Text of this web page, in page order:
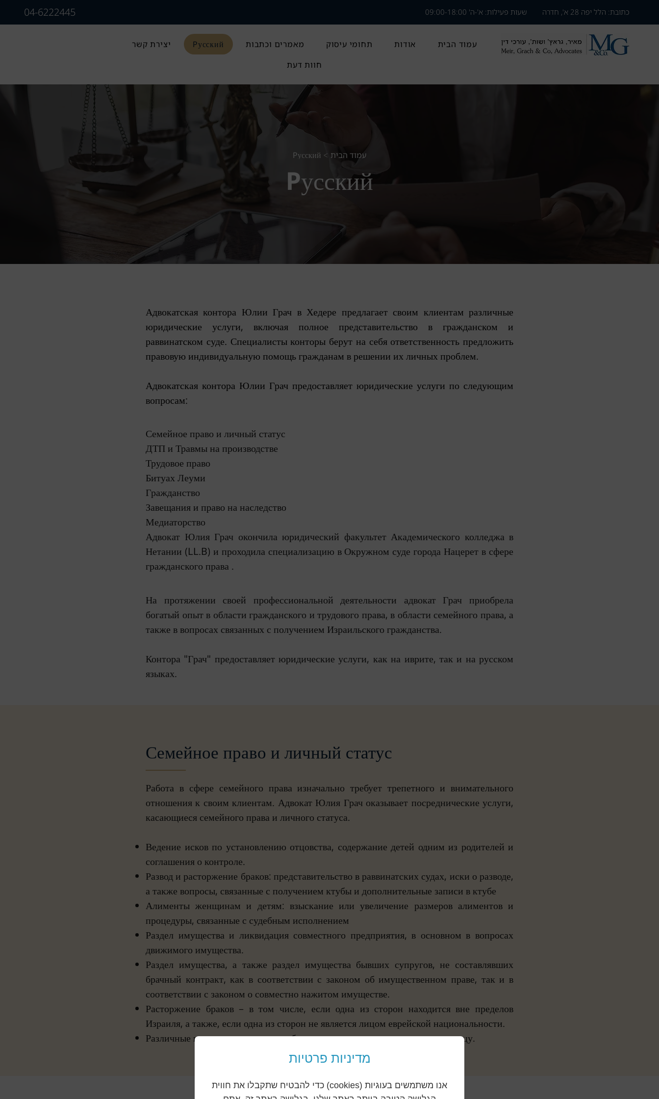
04-6222445 שעות פעילות: ​א'-ה' 09:00-18:00 כתובת: הלל יפה 28 א', חדרה
עמוד הבית אודות תחומי עיסוק מאמרים וכתבות Pусский
יצירת קשר
חוות דעת
עמוד הבית >
Pусский
Pусский
Адвокатская контора Юлии Грач в Хедере предлагает своим клиентам различные
юридические услуги, включая полное представительство в гражданском и
раввинатском суде. Специалисты конторы берут на себя ответственность предложить
правовую индивидуальную помощь гражданам в решении их личных проблем.
Адвокатская контора Юлии Грач предоставляет юридические услуги по следующим
вопросам:
Семейное право и личный статус
ДТП и Травмы на производстве
Трудовое право
Битуах Леуми
Гражданство
Завещания и право на наследство
Медиаторство
Адвокат Юлия Грач окончила юридический факультет Академического колледжа в
Нетании (LL.B) и проходила специализацию в Окружном суде города Нацерет в сфере
гражданского права .
На протяжении своей профессиональной деятельности адвокат Грач приобрела
богатый опыт в области гражданского и трудового права, в области семейного права, а
также в вопросах связанных с получением Израильского гражданства.
Контора "Грач" предоставляет юридические услуги, как на иврите, так и на русском
языках.
Семейное право и личный статус
Работа в сфере семейного права изначально требует трепетного и внимательного
отношения к своим клиентам. Адвокат Юлия Грач оказывает посреднические услуги,
касающиеся семейного права и личного статуса.
Ведение исков по установлению отцовства, содержание детей одним из родителей и
соглашения о контроле.
Развод и расторжение браков: представительство в раввинатских судах, иски о разводе,
а также вопросы, связанные с получением ктубы и дополнительные записи в ктубе
Алименты женщинам и детям: взыскание или увеличение размеров алиментов и
процедуры, связанные с судебным исполнением
Раздел имущества и ликвидация совместного предприятия, в основном в вопросах
движимого имущества.
Раздел имущества, а также раздел имущества бывших супругов, не составлявших
брачный контракт, как в соответствии с законом об имущественном праве, так и в
соответствии с законом о совместно нажитом имуществе.
Расторжение браков – в том числе, если одна из сторон находится вне пределов
Израиля, а также, если одна из сторон не является лицом еврейской национальности.
Различные предписания суда, судебные запреты и запрет на выезд за границу.
מדיניות פרטיות
אנו משתמשים בעוגיות (cookies) כדי להבטיח שתקבלו את חווית